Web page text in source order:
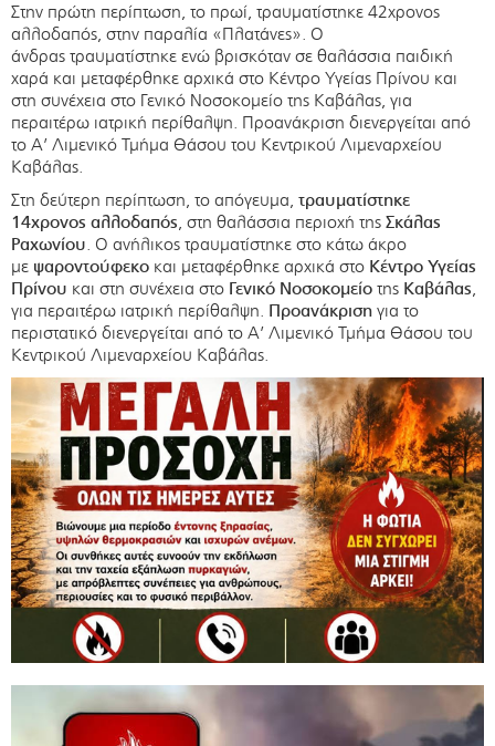
Στην πρώτη περίπτωση, το πρωί, τραυματίστηκε 42χρονος
αλλοδαπός, στην παραλία «Πλατάνες». Ο
άνδρας τραυματίστηκε ενώ βρισκόταν σε θαλάσσια παιδική
χαρά και μεταφέρθηκε αρχικά στο Κέντρο Υγείας Πρίνου και
στη συνέχεια στο Γενικό Νοσοκομείο της Καβάλας, για
περαιτέρω ιατρική περίθαλψη. Προανάκριση διενεργείται από
το Α’ Λιμενικό Τμήμα Θάσου του Κεντρικού Λιμεναρχείου
Καβάλας.
Στη δεύτερη περίπτωση, το απόγευμα, τραυματίστηκε
14χρονος αλλοδαπός, στη θαλάσσια περιοχή της Σκάλας
Ραχωνίου. Ο ανήλικος τραυματίστηκε στο κάτω άκρο
με ψαροντούφεκο και μεταφέρθηκε αρχικά στο Κέντρο Υγείας
Πρίνου και στη συνέχεια στο Γενικό Νοσοκομείο της Καβάλας,
για περαιτέρω ιατρική περίθαλψη. Προανάκριση για το
περιστατικό διενεργείται από το Α’ Λιμενικό Τμήμα Θάσου του
Κεντρικού Λιμεναρχείου Καβάλας.